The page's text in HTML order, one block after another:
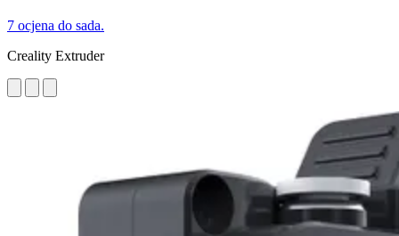
7 ocjena do sada.
Creality Extruder